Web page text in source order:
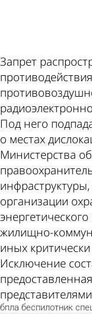
Запрет
Под него
о местах
Министерства
организации
жилищно-
иных
Исключение
бпла беспилотник